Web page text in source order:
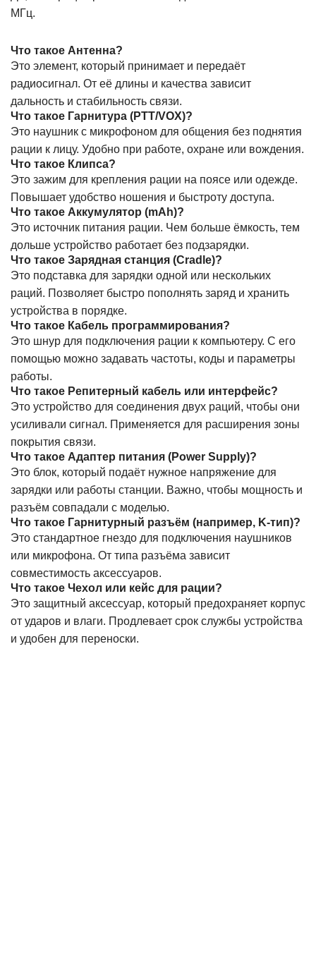
МГц.
Что такое Антенна?
Это элемент, который принимает и передаёт
радиосигнал. От её длины и качества зависит
дальность и стабильность связи.
Что такое Гарнитура (PTT/VOX)?
Это наушник с микрофоном для общения без поднятия
рации к лицу. Удобно при работе, охране или вождения.
Что такое Клипса?
Это зажим для крепления рации на поясе или одежде.
Повышает удобство ношения и быстроту доступа.
Что такое Аккумулятор (mAh)?
Это источник питания рации. Чем больше ёмкость, тем
дольше устройство работает без подзарядки.
Что такое Зарядная станция (Cradle)?
Это подставка для зарядки одной или нескольких
раций. Позволяет быстро пополнять заряд и хранить
устройства в порядке.
Что такое Кабель программирования?
Это шнур для подключения рации к компьютеру. С его
помощью можно задавать частоты, коды и параметры
работы.
Что такое Репитерный кабель или интерфейс?
Это устройство для соединения двух раций, чтобы они
усиливали сигнал. Применяется для расширения зоны
покрытия связи.
Что такое Адаптер питания (Power Supply)?
Это блок, который подаёт нужное напряжение для
зарядки или работы станции. Важно, чтобы мощность и
разъём совпадали с моделью.
Что такое Гарнитурный разъём (например, K-тип)?
Это стандартное гнездо для подключения наушников
или микрофона. От типа разъёма зависит
совместимость аксессуаров.
Что такое Чехол или кейс для рации?
Это защитный аксессуар, который предохраняет корпус
от ударов и влаги. Продлевает срок службы устройства
и удобен для переноски.